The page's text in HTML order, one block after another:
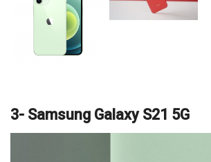
3- Samsung Galaxy S21 5G